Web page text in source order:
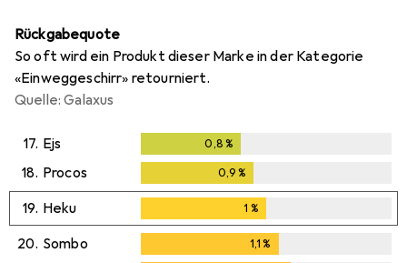
Rückgabequote
So oft wird ein Produkt dieser Marke in der Kategorie
«Einweggeschirr» retourniert.
Quelle: Galaxus
17. Ejs 0,8 %
18. Procos 0,9%
19. Heku 1 %
20. Sombo 1,1%